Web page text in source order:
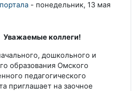
- понедельник, 13 мая
Уважаемые коллеги!
дошкольного и
образования Омского
педагогического
приглашает на заочное